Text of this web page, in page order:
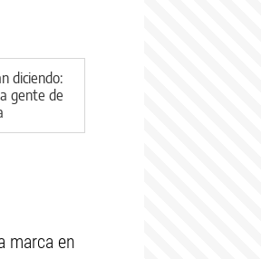
diciendo:
gente de
marca en